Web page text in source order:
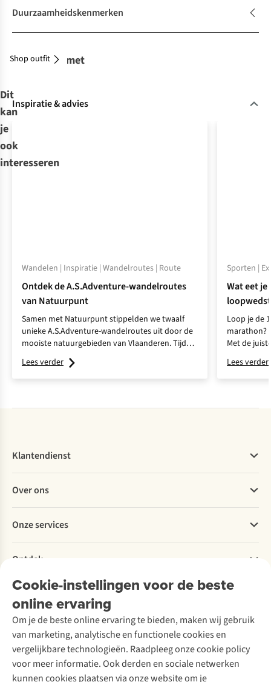
Duurzaamheidskenmerken
Combineer met
Shop outfit
Dit
kan
je
ook
interesseren
Inspiratie & advies
Wandelen | Inspiratie | Wandelroutes | Route
Ontdek de A.S.Adventure-wandelroutes
van Natuurpunt
Samen met Natuurpunt stippelden we twaalf
unieke A.S.Adventure-wandelroutes uit door de
mooiste natuurgebieden van Vlaanderen. Tijd
voor een ontdekkingstocht in eigen streek!
Lees verder
Sporten |
Wat eet je
Loop je de
marathon?
Met de
herstel je
deelt haar
Lees verder
Cookie-instellingen voor de beste
online ervaring
Om je de beste online ervaring te bieden, maken wij gebruik
van marketing, analytische en functionele cookies en
vergelijkbare technologieën. Raadpleeg onze cookie policy
voor meer informatie. Ook derden en sociale netwerken
kunnen cookies plaatsen via onze website om je
Klantendienst
Bestellen
Betalen
Levering
Retourneren
Bestelling herroepen
Garantie
Contact
Over ons
Explore More
Verantwoord ondernemen
Over Ayacucho
Onze winkels
Over A.S.Adventure
Toegankelijkheidsverklaring
Onze services
Ski-onderhoud
Wasservice
Schoenonderhoud
Schoenherstelling
Kledingherstelling
Retouches
Voor bedrijven
Ontdek
A.S.Magazine
Podcast
Explore Academy
Explore Camp
Gear Check
Inspiratie & advies
Meld je aan voor de nieuwsbrief
Follow us